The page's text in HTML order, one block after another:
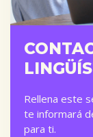
Rellena este
te informará
para ti.